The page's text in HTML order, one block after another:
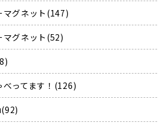
マグネット(147)
マグネット(52)
べってます！(126)